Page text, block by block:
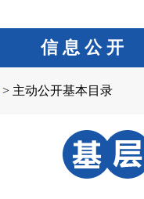
信 息 公 开
> 主动公开基本目录